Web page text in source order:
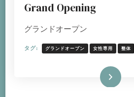
Grand Opening
グランドオープン
タグ: グランドオープン 女性専用 整体
続きを読む